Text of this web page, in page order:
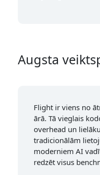
Augsta
Flight ir viens no
ārā. Tā vieglais
overhead un
tradicionālām
moderniem AI
redzēt visus